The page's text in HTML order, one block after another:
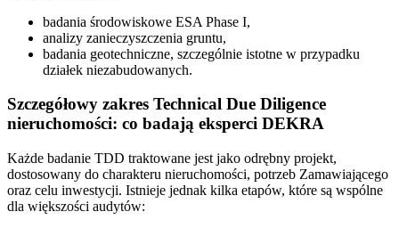
badania środowiskowe ESA Phase I,
analizy zanieczyszczenia gruntu,
badania geotechniczne, szczególnie istotne w przypadku
działek niezabudowanych.
Szczegółowy zakres Technical Due Diligence
nieruchomości: co badają eksperci DEKRA
Każde badanie TDD traktowane jest jako odrębny projekt,
dostosowany do charakteru nieruchomości, potrzeb Zamawiającego
oraz celu inwestycji. Istnieje jednak kilka etapów, które są wspólne
dla większości audytów: